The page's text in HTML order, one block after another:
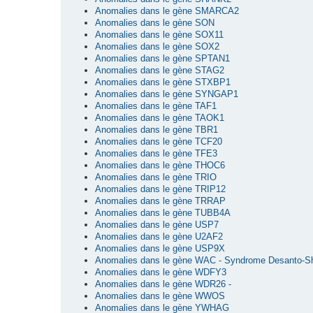
Anomalies dans le gène SMARCA2
Anomalies dans le gène SON
Anomalies dans le gène SOX11
Anomalies dans le gène SOX2
Anomalies dans le gène SPTAN1
Anomalies dans le gène STAG2
Anomalies dans le gène STXBP1
Anomalies dans le gène SYNGAP1
Anomalies dans le gène TAF1
Anomalies dans le gène TAOK1
Anomalies dans le gène TBR1
Anomalies dans le gène TCF20
Anomalies dans le gène TFE3
Anomalies dans le gène THOC6
Anomalies dans le gène TRIO
Anomalies dans le gène TRIP12
Anomalies dans le gène TRRAP
Anomalies dans le gène TUBB4A
Anomalies dans le gène USP7
Anomalies dans le gène U2AF2
Anomalies dans le gène USP9X
Anomalies dans le gène WAC - Syndrome Desanto-
Anomalies dans le gène WDFY3
Anomalies dans le gène WDR26 -
Anomalies dans le gène WWOS
Anomalies dans le gène YWHAG